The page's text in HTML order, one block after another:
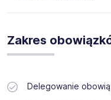
przemysłowymi.
Zakres
Delegowanie